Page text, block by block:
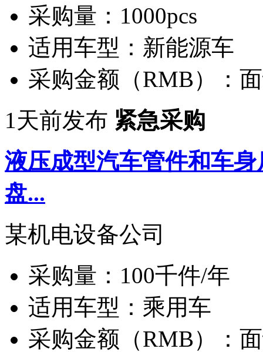
采购量： 1000pcs
适用车型： 新能源车
采购金额（RMB）：
1天前发布 紧急采购
液压成型汽车管件和车
盘...
某机电设备公司
采购量： 100千件/年
适用车型： 乘用车
采购金额（RMB）：